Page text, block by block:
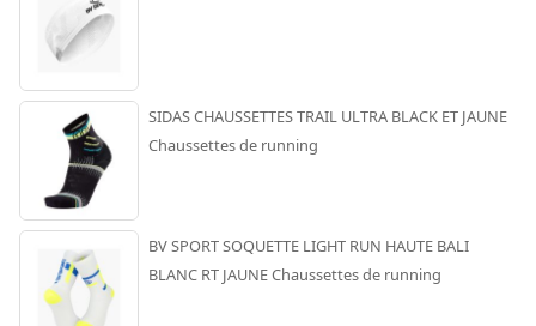
SIDAS CHAUSSETTES TRAIL ULTRA BLACK ET JAUNE
Chaussettes de running
BV SPORT SOQUETTE LIGHT RUN HAUTE BALI
BLANC RT JAUNE Chaussettes de running